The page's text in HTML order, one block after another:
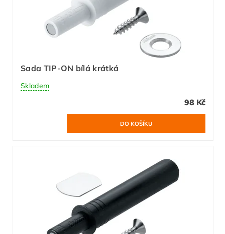
Sada TIP-ON bílá krátká
Skladem
98 Kč